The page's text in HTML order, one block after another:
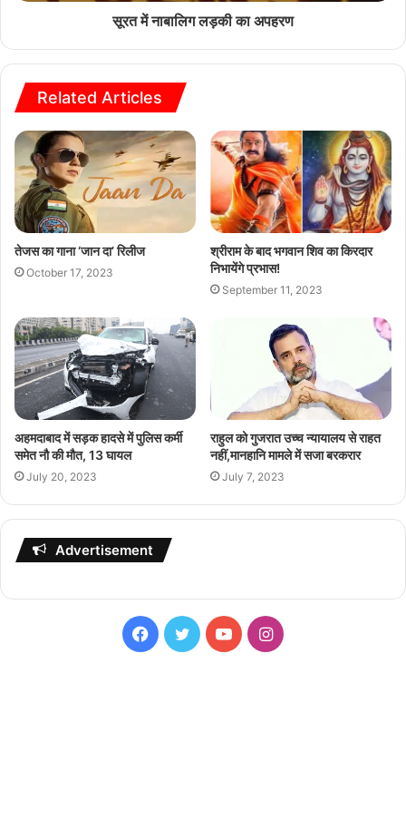
सूरत में नाबालिग लड़की का अपहरण
Related Articles
तेजस का गाना ‘जान दा’ रिलीज
October 17, 2023
श्रीराम के बाद भगवान शिव का किरदार
निभायेंगे प्रभास!
September 11, 2023
अहमदाबाद में सड़क हादसे में पुलिस कर्मी
समेत नौ की मौत, 13 घायल
July 20, 2023
राहुल को गुजरात उच्च न्यायालय से राहत
नहीं,मानहानि मामले में सजा बरकरार
July 7, 2023
Advertisement
Facebook
TwitterYouTubeInstagram